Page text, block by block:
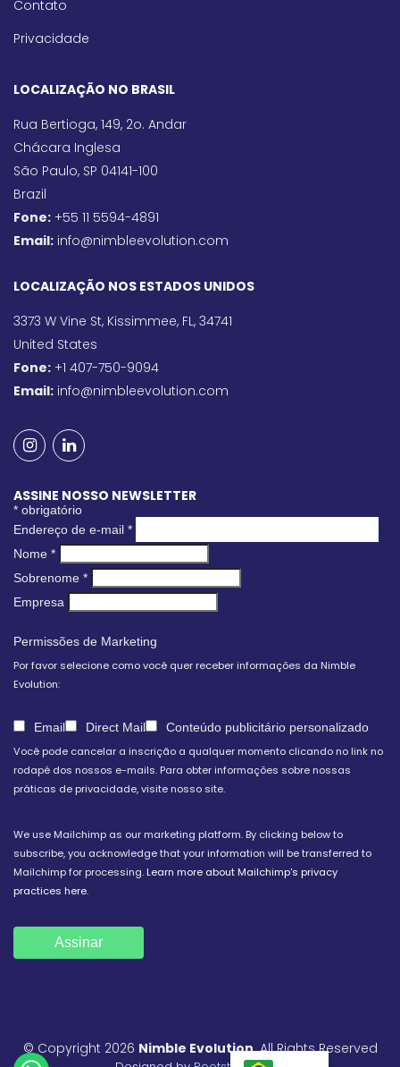
Contato
Privacidade
LOCALIZAÇÃO NO BRASIL
Rua Bertioga, 149, 2o. Andar
Chácara Inglesa
São Paulo, SP 04141-100
Brazil
Fone: +55 11 5594-4891
Email: info@nimbleevolution.com
LOCALIZAÇÃO NOS ESTADOS UNIDOS
3373 W Vine St, Kissimmee, FL, 34741
United States
Fone: +1 407-750-9094
Email: info@nimbleevolution.com
ASSINE NOSSO NEWSLETTER
* obrigatório
Endereço de e-mail *
Nome *
Sobrenome *
Empresa
Permissões de Marketing
Por favor selecione como você quer receber informações da Nimble
Evolution:
Email Direct Mail
Conteúdo publicitário personalizado
Você pode cancelar a inscrição a qualquer momento clicando no link no
rodapé dos nossos e-mails. Para obter informações sobre nossas
práticas de privacidade, visite nosso site.
We use Mailchimp as our marketing platform. By clicking below to
subscribe, you acknowledge that your information will be transferred to
Mailchimp for processing.Learn more about Mailchimp's privacy
practices here.
© Copyright 2026 Nimble Evolution. All Rights Reserved